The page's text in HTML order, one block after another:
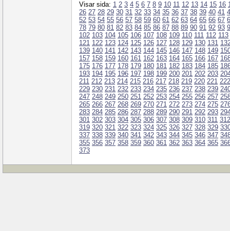
Visar sida: 1 2 3 4 5 6 7 8 9 10 11 12 13 14 15 16
26 27 28 29 30 31 32 33 34 35 36 37 38 39 40 41
52 53 54 55 56 57 58 59 60 61 62 63 64 65 66 67
78 79 80 81 82 83 84 85 86 87 88 89 90 91 92 93
102 103 104 105 106 107 108 109 110 111 112 113
121 122 123 124 125 126 127 128 129 130 131
139 140 141 142 143 144 145 146 147 148 149
157 158 159 160 161 162 163 164 165 166 167
175 176 177 178 179 180 181 182 183 184 185
193 194 195 196 197 198 199 200 201 202 203
211 212 213 214 215 216 217 218 219 220 221 222
229 230 231 232 233 234 235 236 237 238 239
247 248 249 250 251 252 253 254 255 256 257
265 266 267 268 269 270 271 272 273 274 275
283 284 285 286 287 288 289 290 291 292 293
301 302 303 304 305 306 307 308 309 310 311 312
319 320 321 322 323 324 325 326 327 328 329
337 338 339 340 341 342 343 344 345 346 347
355 356 357 358 359 360 361 362 363 364 365
373